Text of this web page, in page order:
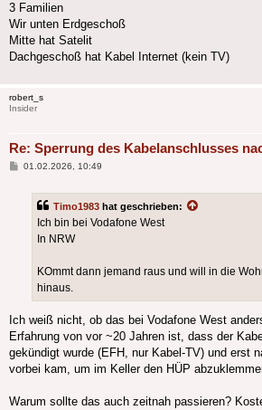
3 Familien
Wir unten Erdgeschoß
Mitte hat Satelit
Dachgeschoß hat Kabel Internet (kein TV)
robert_s
Insider
Re: Sperrung des Kabelanschlusses
Beitrag
01.02.2026, 10:49
Timo1983 hat geschrieben:
Ich bin bei Vodafone West
In NRW
KOmmt dann jemand raus und will in die
hinaus.
Ich weiß nicht, ob das bei Vodafone West
Erfahrung von vor ~20 Jahren ist, dass der
gekündigt wurde (EFH, nur Kabel-TV) und erst
vorbei kam, um im Keller den HÜP
Warum sollte das auch zeitnah passieren?